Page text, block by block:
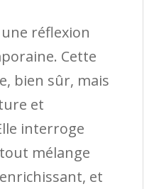
réflexion
Cette
bien sûr, mais
et
interroge
mélange
et